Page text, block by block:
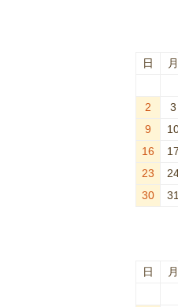
日 月
2
3
9
16
17
23
30
31
日 月